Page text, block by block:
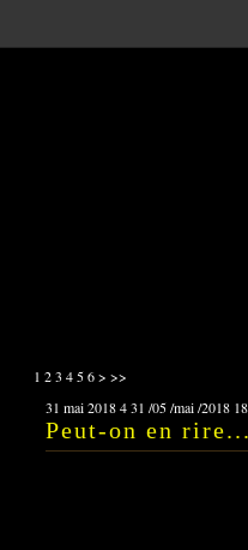
1 23 4 56> >>
31 mai 2018431 /05/mai/2018
Peut-on en